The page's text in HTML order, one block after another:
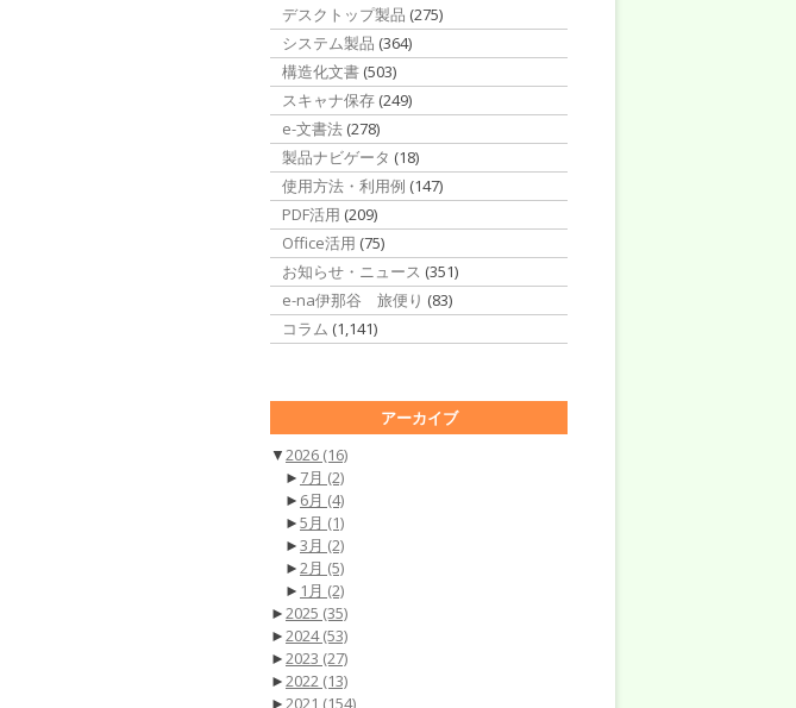
デスクトップ製品 (275)
システム製品 (364)
構造化文書 (503)
スキャナ保存 (249)
e-文書法 (278)
製品ナビゲータ (18)
使用方法・利用例 (147)
PDF活用 (209)
Office活用 (75)
お知らせ・ニュース (351)
e-na伊那谷 旅便り (83)
コラム (1,141)
アーカイブ
▼2026 (16)
► 7月 (2)
► 6月 (4)
►5月 (1)
►3月 (2)
►2月 (5)
► 1月 (2)
►2025 (35)
►2024(53)
►2023 (27)
►2022 (13)
►2021 (154)